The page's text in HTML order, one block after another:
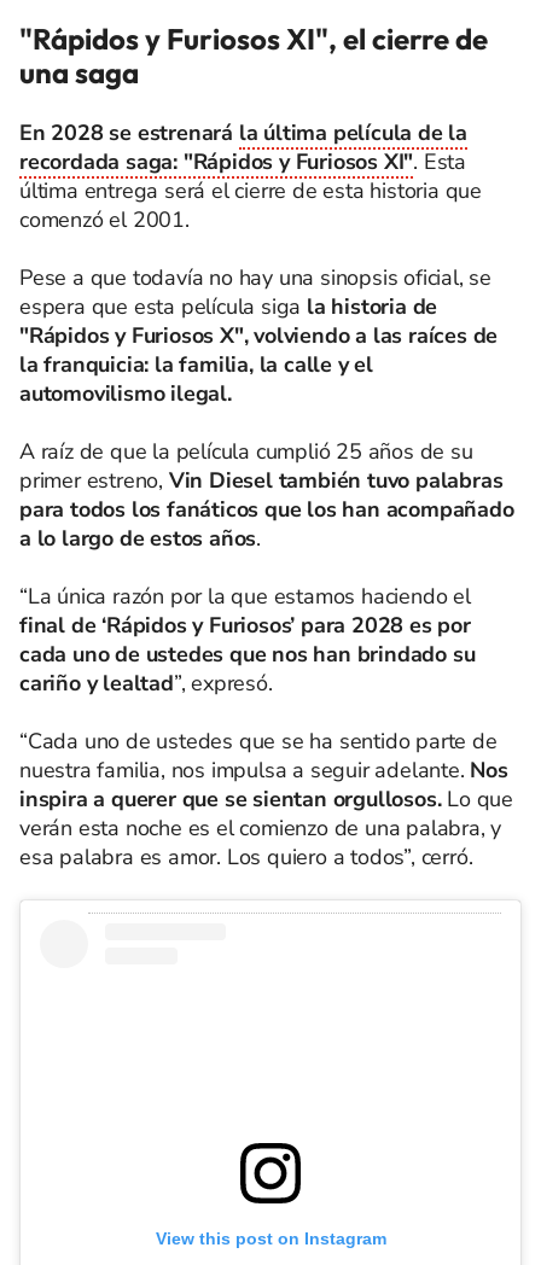
"Rápidos y Furiosos XI", el cierre de
una saga
En 2028 se estrenará la última película de la
recordada saga: "Rápidos y Furiosos XI". Esta
última entrega será el cierre de esta historia que
comenzó el 2001.
Pese a que todavía no hay una sinopsis oficial, se
espera que esta película siga la historia de
"Rápidos y Furiosos X", volviendo a las raíces de
la franquicia: la familia, la calle y el
automovilismo ilegal.
A raíz de que la película cumplió 25 años de su
primer estreno, Vin Diesel también tuvo palabras
para todos los fanáticos que los han acompañado
a lo largo de estos años.
“La única razón por la que estamos haciendo el
final de ‘Rápidos y Furiosos’ para 2028 es por
cada uno de ustedes que nos han brindado su
cariño y lealtad”, expresó.
“Cada uno de ustedes que se ha sentido parte de
nuestra familia, nos impulsa a seguir adelante. Nos
inspira a querer que se sientan orgullosos.Lo que
verán esta noche es el comienzo de una palabra, y
esa palabra es amor. Los quiero a todos”, cerró.
View this post on Instagram